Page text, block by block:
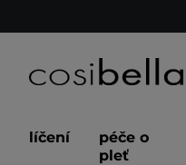
líčení
péče o
pleť